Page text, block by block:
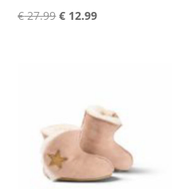
€27.99Oorspronkelijke
€ 12.99Huidige